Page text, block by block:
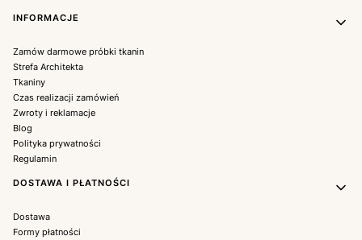
INFORMACJE
Zamów darmowe próbki tkanin
Strefa Architekta
Tkaniny
Czas realizacji zamówień
Zwroty i reklamacje
Blog
Polityka prywatności
Regulamin
DOSTAWA I PŁATNOŚCI
Dostawa
Formy płatności